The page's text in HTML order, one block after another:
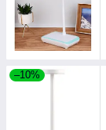
–10%